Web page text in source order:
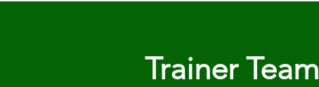
Trainer Team